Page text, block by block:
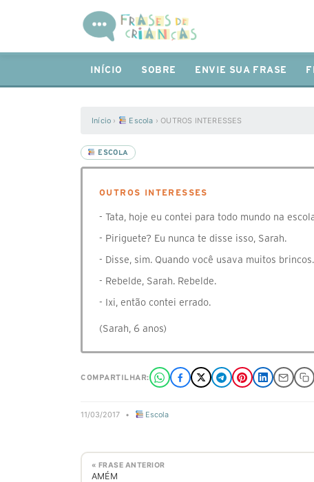
INÍCIO SOBRE ENVIE SUA FRASE
Início › Escola ›OUTROS INTERESSES
ESCOLA
OUTROS INTERESSES
- Tata, hoje eu contei para todo mundo na
- Piriguete? Eu nunca te disse isso, Sarah.
- Disse, sim. Quando você usava muitos brincos.
- Rebelde, Sarah. Rebelde.
- Ixi, então contei errado.
(Sarah, 6 anos)
COMPARTILHAR:
11/03/2017 • Escola
« FRASE ANTERIOR
AMÉM